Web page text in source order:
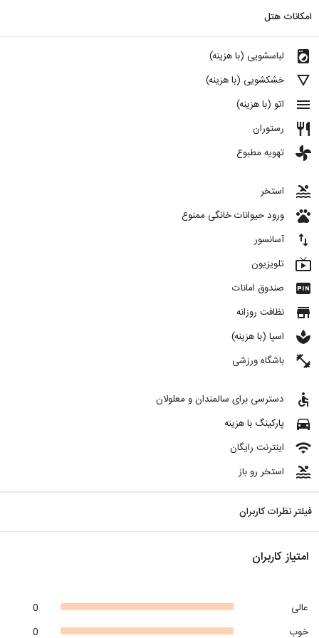
امکانات هتل
local_laundry_service لباسشویی (با هزینه)
details خشکشویی (با هزینه)
menu اتو (با هزینه)
restaurant رستوران
toys تهویه مطبوع
pool استخر
pets ورود حیوانات خانگی ممنوع
import_export آسانسور
live_tv تلویزیون
fiber_pin صندوق امانات
store نظافت روزانه
spa اسپا (با هزینه)
fitness_center باشگاه ورزشی
accessible دسترسی برای سالمندان و معلولان
directions_car پارکینگ با هزینه
wifi اینترنت رایگان
pool استخر رو باز
فیلتر نظرات کاربران
امتیاز کاربران
0
عالی
0
خوب